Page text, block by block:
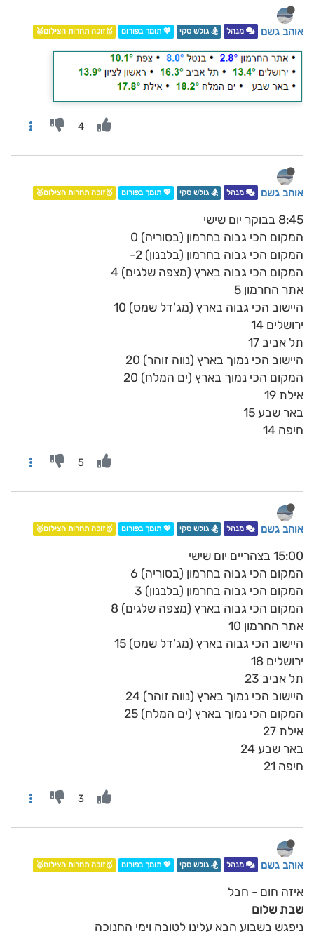
אוהב גשם מנהל 🏂 גולש סקי 💖 תומך בפורום 🥇זוכה תחרות הצילום🥇
4
אוהב גשם מנהל 🏂 גולש סקי 💖 תומך בפורום 🥇זוכה תחרות הצילום🥇
8:45 בבוקר יום שישי
המקום הכי גבוה בחרמון (בסוריה) 0
המקום הכי גבוה בחרמון (בלבנון) 2-
המקום הכי גבוה בארץ (מצפה שלגים) 4
אתר החרמון 5
היישוב הכי גבוה בארץ (מג'דל שמס) 10
ירושלים 14
תל אביב 17
היישוב הכי נמוך בארץ (נווה זוהר) 20
המקום הכי נמוך בארץ (ים המלח) 20
אילת 19
באר שבע 15
חיפה 14
5
אוהב גשם מנהל 🏂 גולש סקי 💖 תומך בפורום 🥇זוכה תחרות הצילום🥇
15:00 בצהריים יום שישי
המקום הכי גבוה בחרמון (בסוריה) 6
המקום הכי גבוה בחרמון (בלבנון) 3
המקום הכי גבוה בארץ (מצפה שלגים) 8
אתר החרמון 10
היישוב הכי גבוה בארץ (מג'דל שמס) 15
ירושלים 18
תל אביב 23
היישוב הכי נמוך בארץ (נווה זוהר) 24
המקום הכי נמוך בארץ (ים המלח) 25
אילת 27
באר שבע 24
חיפה 21
3
אוהב גשם מנהל 🏂 גולש סקי 💖 תומך בפורום 🥇זוכה תחרות הצילום🥇
איזה חום - חבל
שבת שלום
ניפגש בשבוע הבא עלינו לטובה וימי החנוכה